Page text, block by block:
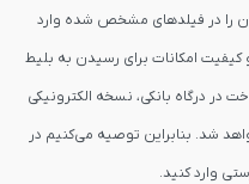
را در فیلدهای مشخص شده وارد
امکانات برای رسیدن به بلیط
در درگاه بانکی، نسخه الکترونیکی
شد. بنابراین توصیه می‌کنیم در
وارد کنید.